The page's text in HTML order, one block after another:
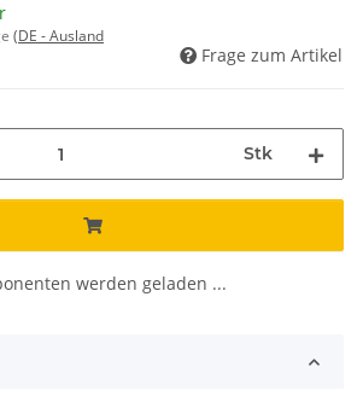
(DE - Ausland
Frage zum Artikel
Stk
werden geladen ...